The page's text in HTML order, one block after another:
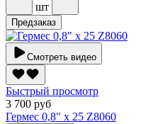
шт
Предзаказ
Смотреть видео
Быстрый просмотр
3 700 руб
Гермес 0,8" х 25 Z8060